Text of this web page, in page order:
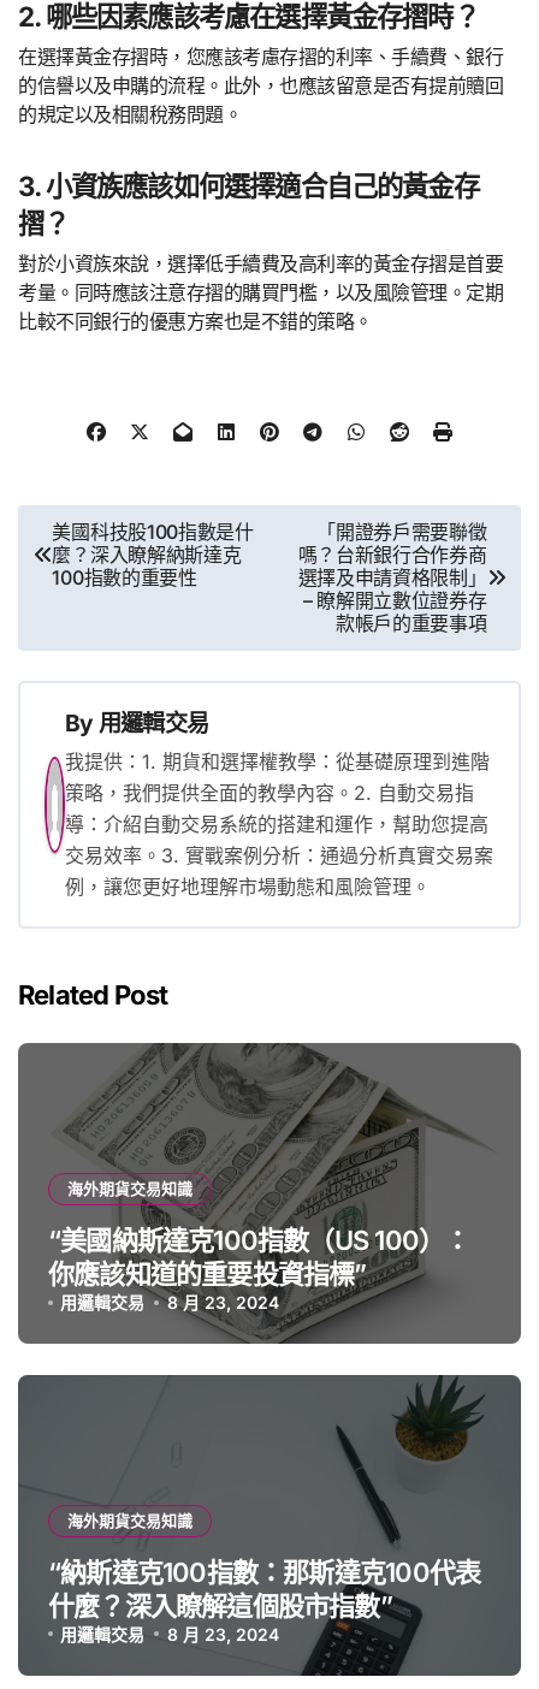
2. 哪些因素應該考慮在選擇黃金存摺時？
在選擇黃金存摺時，您應該考慮存摺的利率、手續費、銀行
的信譽以及申購的流程。此外，也應該留意是否有提前贖回
的規定以及相關稅務問題。
3. 小資族應該如何選擇適合自己的黃金存
摺？
對於小資族來說，選擇低手續費及高利率的黃金存摺是首要
考量。同時應該注意存摺的購買門檻，以及風險管理。定期
比較不同銀行的優惠方案也是不錯的策略。
章
覽
美國科技股100指數是什
麼？深入瞭解納斯達克
100指數的重要性
「開證券戶需要聯徵
嗎？台新銀行合作券商
選擇及申請資格限制」
– 瞭解開立數位證券存
款帳戶的重要事項
By 用邏輯交易
我提供：1. 期貨和選擇權教學：從基礎原理到進階
策略，我們提供全面的教學內容。2. 自動交易指
導：介紹自動交易系統的搭建和運作，幫助您提高
交易效率。3. 實戰案例分析：通過分析真實交易案
例，讓您更好地理解市場動態和風險管理。
Related Post
海外期貨交易知識
“美國納斯達克100指數（US 100）：
你應該知道的重要投資指標”
用邏輯交易 8 月 23, 2024
海外期貨交易知識
“納斯達克100指數：那斯達克100代表
什麼？深入瞭解這個股市指數”
用邏輯交易 8 月 23, 2024